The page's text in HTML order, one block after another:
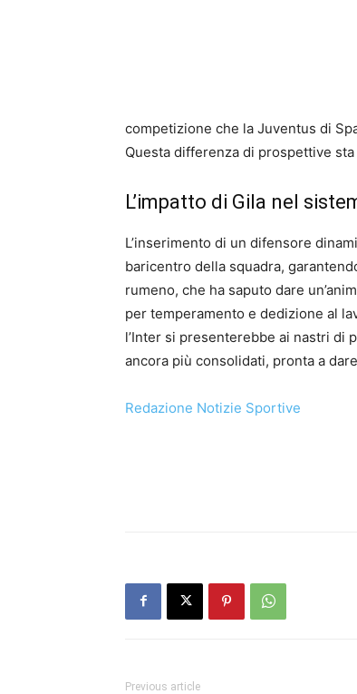
competizione che la Juventus di
Questa differenza di prospettive
L’impatto di Gila nel
L’inserimento di un difensore
baricentro della squadra,
rumeno, che ha saputo dare
per temperamento e dedizione al
l’Inter si presenterebbe ai nastri di
ancora più consolidati, pronta a
Redazione Notizie Sportive
Previous article